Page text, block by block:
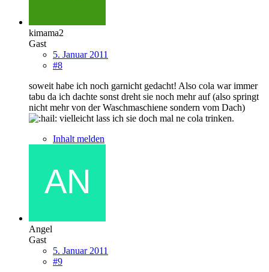
kimama2
Gast
5. Januar 2011
#8
soweit habe ich noch garnicht gedacht! Also cola war immer
tabu da ich dachte sonst dreht sie noch mehr auf (also springt
nicht mehr von der Waschmaschiene sondern vom Dach)
vielleicht lass ich sie doch mal ne cola trinken.
Inhalt melden
Angel
Gast
5. Januar 2011
#9